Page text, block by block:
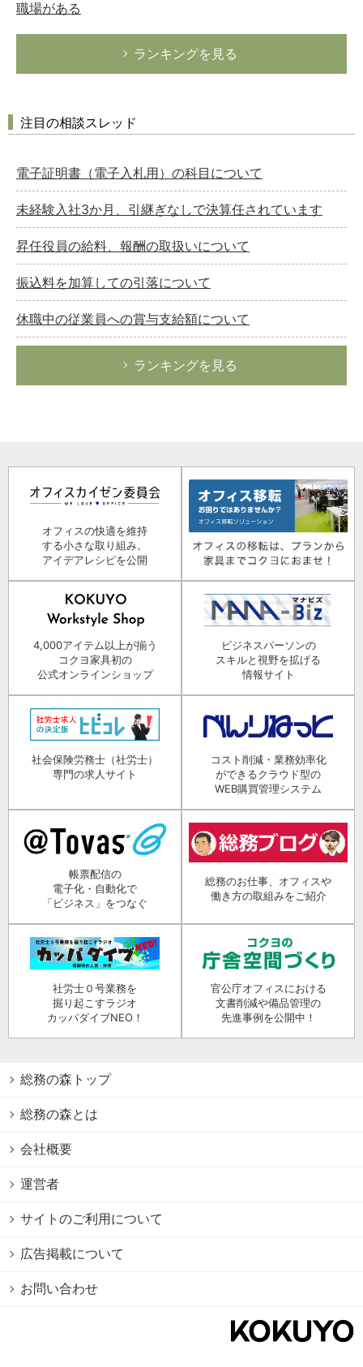
職場がある
ランキングを見る
注目の相談スレッド
電子証明書（電子入札用）の科目について
未経験入社3か月、引継ぎなしで決算任されています
昇任役員の給料、報酬の取扱いについて
振込料を加算しての引落について
休職中の従業員への賞与支給額について
ランキングを見る
オフィスの快適を維持
する小さな取り組み。
アイデアレシピを公開
4,000アイテム以上が揃う
コクヨ家具初の
公式オンラインショップ
ビジネスパーソンの
スキルと視野を拡げる
情報サイト
社会保険労務士（社労士）
専門の求人サイト
コスト削減・業務効率化
ができるクラウド型の
WEB購買管理システム
帳票配信の
電子化・自動化で
「ビジネス」をつなぐ
総務のお仕事、オフィスや
働き方の取組みをご紹介
社労士０号業務を
掘り起こすラジオ
カッパダイブNEO！
官公庁オフィスにおける
文書削減や備品管理の
先進事例を公開中！
総務の森トップ
総務の森とは
会社概要
運営者
サイトのご利用について
広告掲載について
お問い合わせ